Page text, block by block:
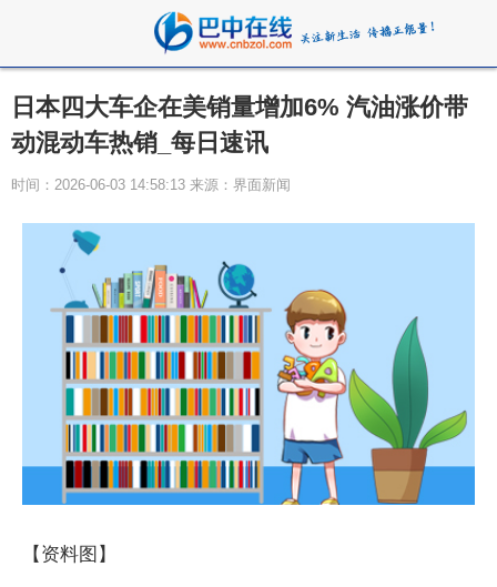
日本四大车企在美销量增加6% 汽油涨价带
动混动车热销_每日速讯
时间：2026-06-03 14:58:13 来源：界面新闻
【资料图】